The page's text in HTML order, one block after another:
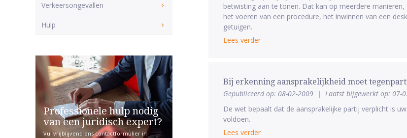
betwisting aan te tonen. Dat kan op meerdere
het voeren van een procedure, het inwinnen van een
getuigen.
Lees verder
Bij erkenning aansprakelijkheid moet
Gepubliceerd op: 08-02-2009 | Laatst bijgewerkt op: 07-
De wet bepaalt dat de aansprakelijke partij verplicht is
voldoen.
Lees verder
Verkeersongevallen
Hulp
Professionele hulp nodig
van een juridisch expert?
Vul vrijblijvend ons contactformulier in